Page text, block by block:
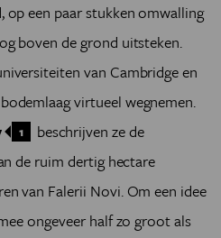
een paar stukken omwalling
boven de grond uitsteken.
van Cambridge en
virtueel wegnemen.
1
beschrijven ze de
de ruim dertig hectare
van Falerii Novi. Om een idee
ongeveer half zo groot als